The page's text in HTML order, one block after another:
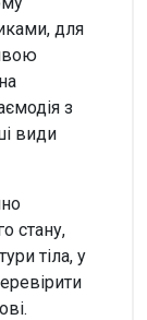
для
з
види
стану,
тіла, у